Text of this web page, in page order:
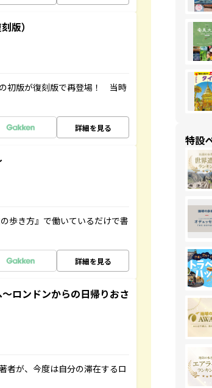
版）
初版が復刻版で再登場！ 当時
詳細を見る
歩き方』で働いているだけで書
詳細を見る
ロンドンからの日帰りおさ
者が、今度は自分の滞在するロ
特設